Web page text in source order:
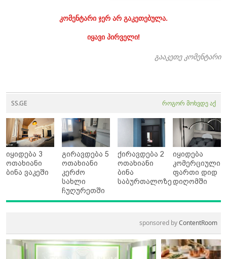
კომენტარი ჯერ არ გაკეთებულა.
იყავი პირველი!
გააკეთე კომენტარი
SS.GE როგორ მოხვდე აქ
იყიდება 3
ოთახიანი
ბინა ვაკეში
გირავდება 5
ოთახიანი
კერძო
სახლი
ჩუღურეთში
ქირავდება 2
ოთახიანი
ბინა
საბურთალოზე
იყიდება
კომერციული
ფართი დიდ
დიღომში
sponsored byContentRoom